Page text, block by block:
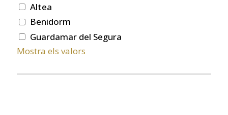
Altea
Benidorm
Guardamar del Segura
Mostra els valors